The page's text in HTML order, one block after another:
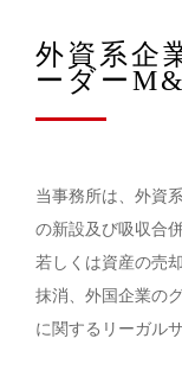
外資系企
ーダー
当事務所は、外資
の新設及び吸収合
若しくは資産の売
抹消、外国企業の
に関するリーガル